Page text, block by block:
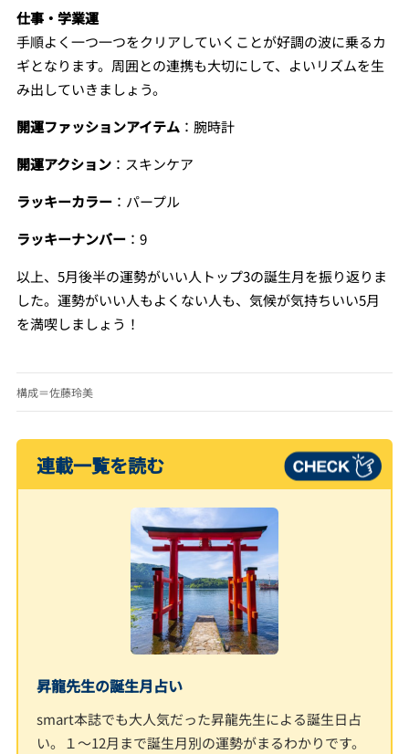
仕事・学業運
手順よく一つ一つをクリアしていくことが好調の波に乗るカ
ギとなります。周囲との連携も大切にして、よいリズムを生
み出していきましょう。
開運ファッションアイテム：腕時計
開運アクション：スキンケア
ラッキーカラー：パープル
ラッキーナンバー：9
以上、5月後半の運勢がいい人トップ3の誕生月を振り返りま
した。運勢がいい人もよくない人も、気候が気持ちいい5月
を満喫しましょう！
構成＝佐藤玲美
連載一覧を読む
昇龍先生の誕生月占い
smart本誌でも大人気だった昇龍先生による誕生日占
い。１～12月まで誕生月別の運勢がまるわかりです。